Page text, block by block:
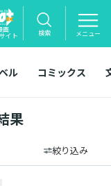
画
イト 検索 メニュー
ル コミックス
果
絞り込み